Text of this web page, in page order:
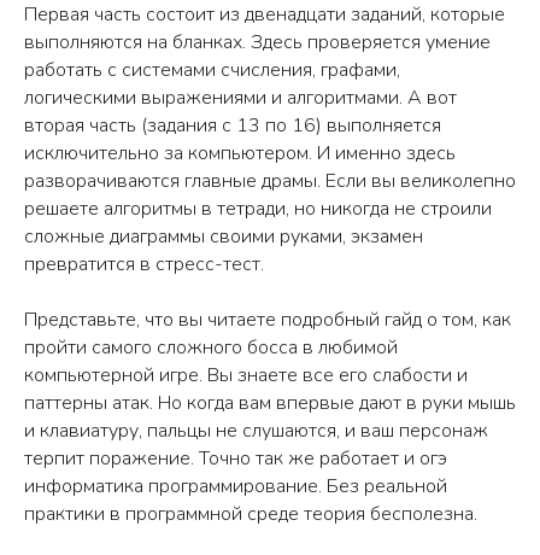
Первая часть состоит из двенадцати заданий, которые
выполняются на бланках. Здесь проверяется умение
работать с системами счисления, графами,
логическими выражениями и алгоритмами. А вот
вторая часть (задания с 13 по 16) выполняется
исключительно за компьютером. И именно здесь
разворачиваются главные драмы. Если вы великолепно
решаете алгоритмы в тетради, но никогда не строили
сложные диаграммы своими руками, экзамен
превратится в стресс-тест.
Представьте, что вы читаете подробный гайд о том, как
пройти самого сложного босса в любимой
компьютерной игре. Вы знаете все его слабости и
паттерны атак. Но когда вам впервые дают в руки мышь
и клавиатуру, пальцы не слушаются, и ваш персонаж
терпит поражение. Точно так же работает и огэ
информатика программирование. Без реальной
практики в программной среде теория бесполезна.